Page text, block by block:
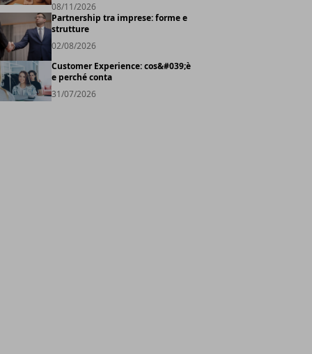
08/11/2026
Partnership tra imprese: forme e
strutture
02/08/2026
Customer Experience: cos&#039;è
e perché conta
31/07/2026